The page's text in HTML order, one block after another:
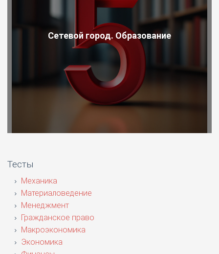
Сетевой город. Образование
Тесты
Механика
Материаловедение
Менеджмент
Гражданское право
Макроэкономика
Экономика